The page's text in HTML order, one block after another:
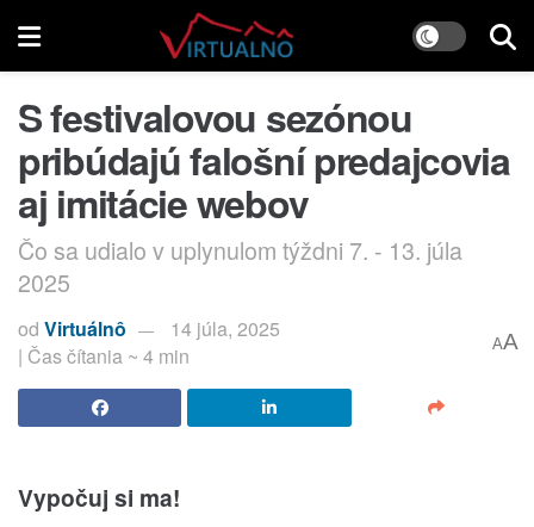
S festivalovou sezónou
pribúdajú falošní predajcovia
aj imitácie webov
Čo sa udialo v uplynulom týždni 7. - 13. júla
2025
od Virtuálnô
14 júla, 2025
| Čas čítania ~ 4 min
AA
Vypočuj si ma!